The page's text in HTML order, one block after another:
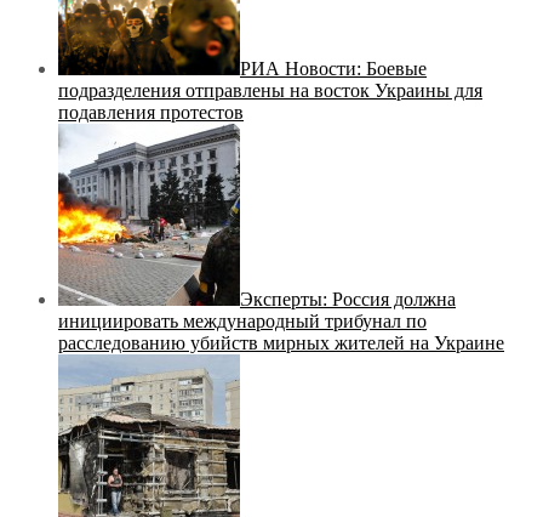
РИА Новости: Боевые
подразделения отправлены на восток Украины для
подавления протестов
Эксперты: Россия должна
инициировать международный трибунал по
расследованию убийств мирных жителей на Украине